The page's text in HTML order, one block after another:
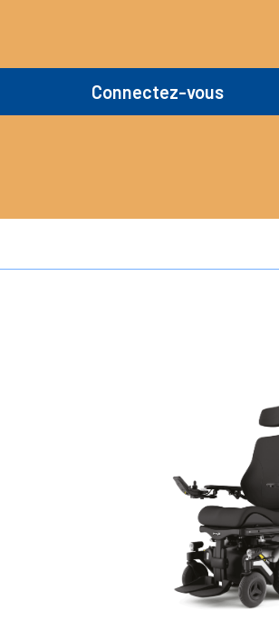
Connectez-vous